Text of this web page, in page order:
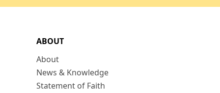
ABOUT
About
News & Knowledge
Statement of Faith